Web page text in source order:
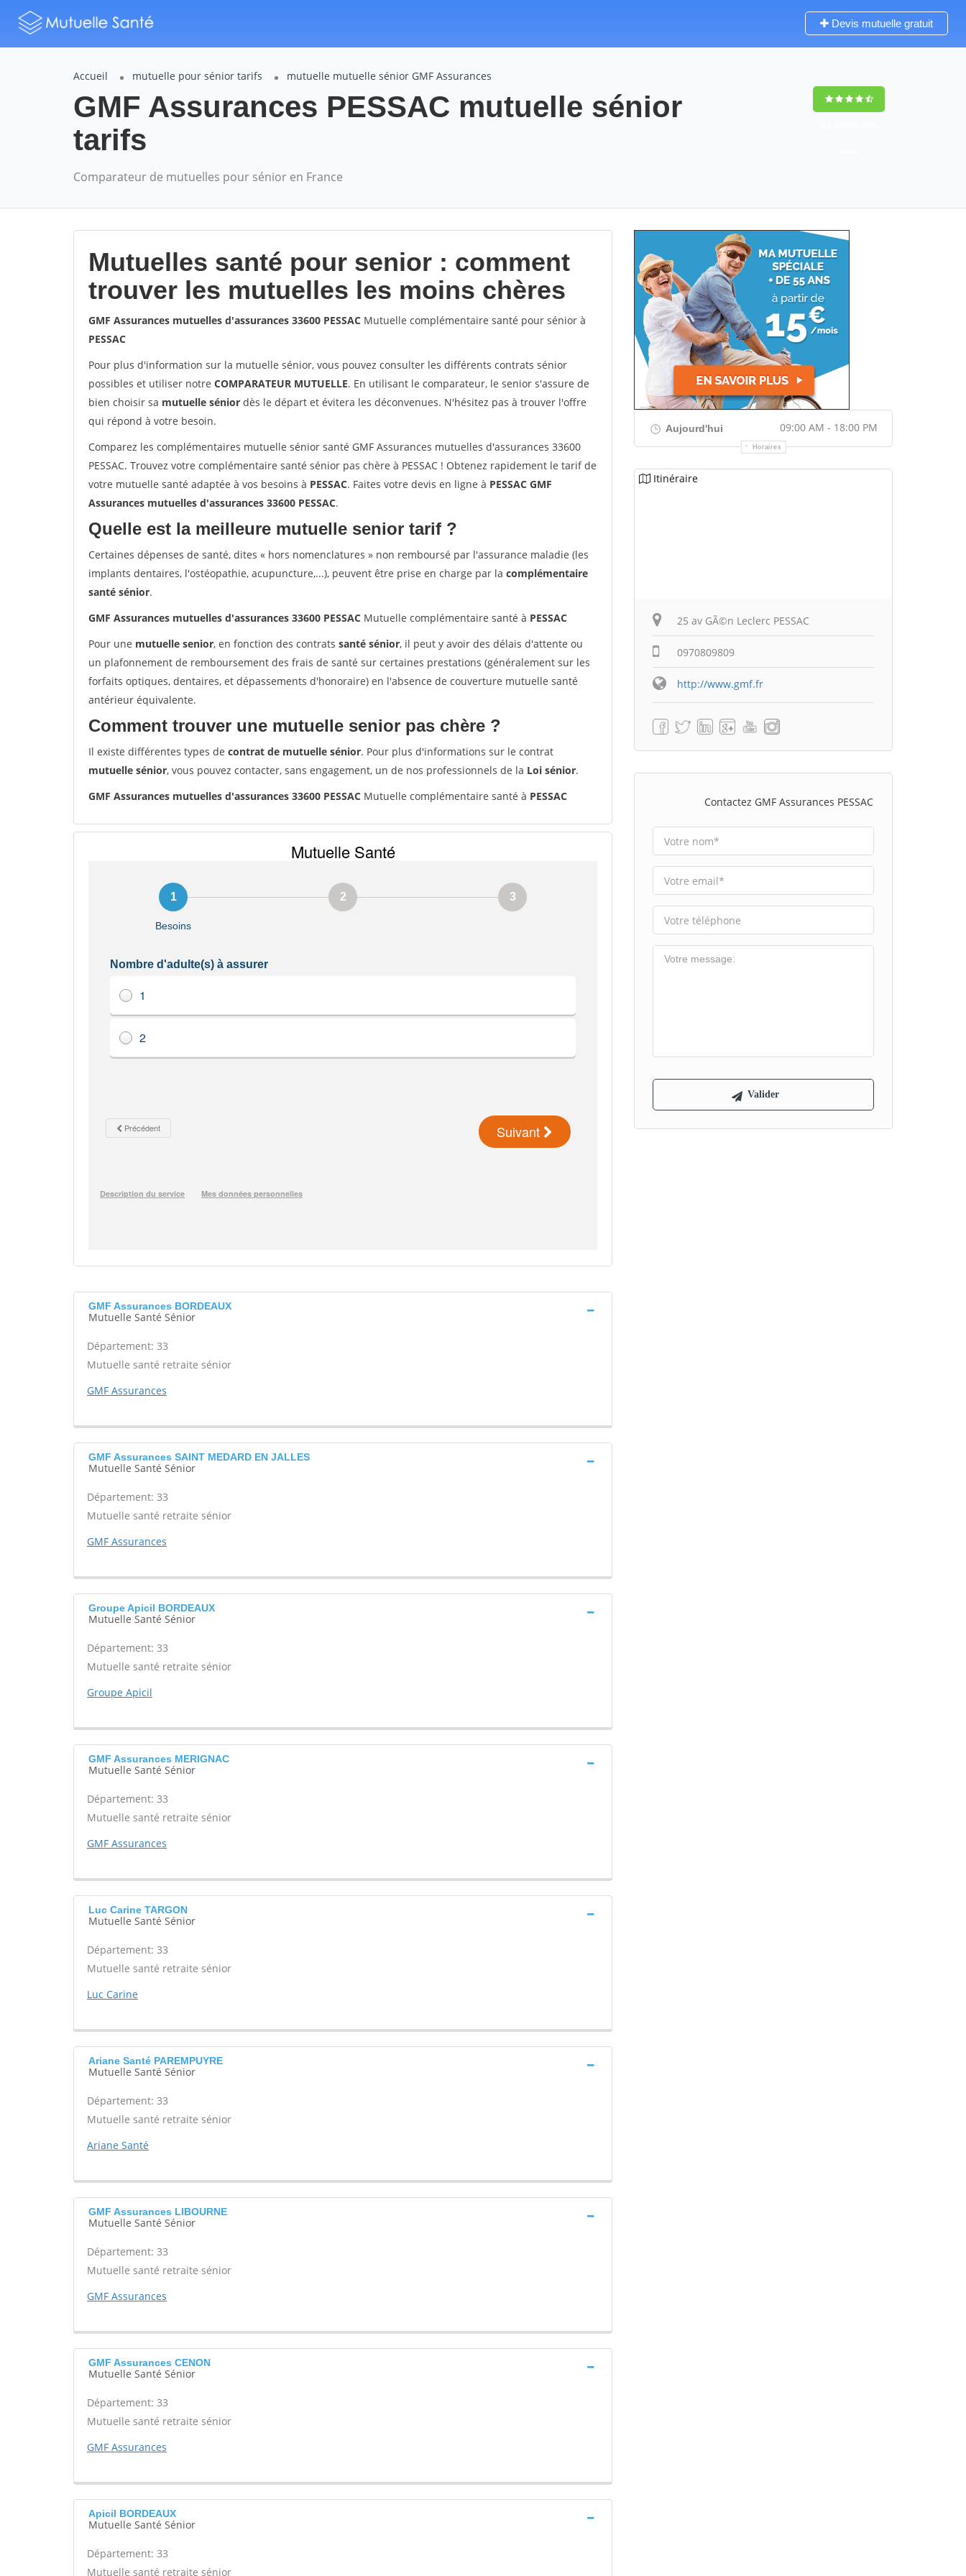
Devis mutuelle gratuit
Accueil mutuelle pour sénior tarifs mutuelle mutuelle sénior GMF Assurances
GMF Assurances PESSAC mutuelle sénior
tarifs
Comparateur de mutuelles pour sénior en France
Mutuelles santé pour senior : comment
trouver les mutuelles les moins chères
GMF Assurances mutuelles d'assurances 33600 PESSAC Mutuelle complémentaire santé pour sénior à
PESSAC
Pour plus d'information sur la mutuelle sénior, vous pouvez consulter les différents contrats sénior
possibles et utiliser notre COMPARATEUR MUTUELLE. En utilisant le comparateur, le senior s'assure de
bien choisir sa mutuelle sénior dès le départ et évitera les déconvenues. N'hésitez pas à trouver l'offre
qui répond à votre besoin.
Comparez les complémentaires mutuelle sénior santé GMF Assurances mutuelles d'assurances 33600
PESSAC. Trouvez votre complémentaire santé sénior pas chère à PESSAC ! Obtenez rapidement le tarif de
votre mutuelle santé adaptée à vos besoins à PESSAC. Faites votre devis en ligne à PESSAC GMF
Assurances mutuelles d'assurances 33600 PESSAC.
Quelle est la meilleure mutuelle senior tarif ?
Certaines dépenses de santé, dites « hors nomenclatures » non remboursé par l'assurance maladie (les
implants dentaires, l'ostéopathie, acupuncture,...), peuvent être prise en charge par la complémentaire
santé sénior.
GMF Assurances mutuelles d'assurances 33600 PESSAC Mutuelle complémentaire santé à PESSAC
Pour une mutuelle senior, en fonction des contrats santé sénior, il peut y avoir des délais d'attente ou
un plafonnement de remboursement des frais de santé sur certaines prestations (généralement sur les
forfaits optiques, dentaires, et dépassements d'honoraire) en l'absence de couverture mutuelle santé
antérieur équivalente.
Comment trouver une mutuelle senior pas chère ?
Il existe différentes types de contrat de mutuelle sénior. Pour plus d'informations sur le contrat
mutuelle sénior, vous pouvez contacter, sans engagement, un de nos professionnels de la Loi sénior.
GMF Assurances mutuelles d'assurances 33600 PESSAC Mutuelle complémentaire santé à PESSAC
GMF Assurances BORDEAUX
Mutuelle Santé Sénior
Département: 33
Mutuelle santé retraite sénior
GMF Assurances
GMF Assurances SAINT MEDARD EN JALLES
Mutuelle Santé Sénior
Département: 33
Mutuelle santé retraite sénior
GMF Assurances
Groupe Apicil BORDEAUX
Mutuelle Santé Sénior
Département: 33
Mutuelle santé retraite sénior
Groupe Apicil
GMF Assurances MERIGNAC
Mutuelle Santé Sénior
Département: 33
Mutuelle santé retraite sénior
GMF Assurances
Luc Carine TARGON
Mutuelle Santé Sénior
Département: 33
Mutuelle santé retraite sénior
Luc Carine
Ariane Santé PAREMPUYRE
Mutuelle Santé Sénior
Département: 33
Mutuelle santé retraite sénior
Ariane Santé
GMF Assurances LIBOURNE
Mutuelle Santé Sénior
Département: 33
Mutuelle santé retraite sénior
GMF Assurances
GMF Assurances CENON
Mutuelle Santé Sénior
Département: 33
Mutuelle santé retraite sénior
GMF Assurances
Apicil BORDEAUX
Mutuelle Santé Sénior
Département: 33
Mutuelle santé retraite sénior
Aujourd'hui 09:00 AM - 18:00 PM
Horaires
Itinéraire
25 av GÃ©n Leclerc PESSAC
0970809809
http://www.gmf.fr
Contactez GMF Assurances PESSAC